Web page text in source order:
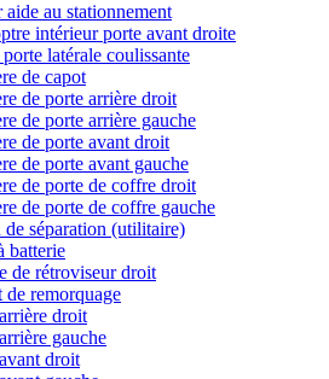
aide au stationnement
intérieur porte avant droite
latérale coulissante
de capot
de porte arrière droit
de porte arrière gauche
de porte avant droit
de porte avant gauche
de porte de coffre droit
de porte de coffre gauche
séparation (utilitaire)
batterie
de rétroviseur droit
de remorquage
droit
gauche
droit